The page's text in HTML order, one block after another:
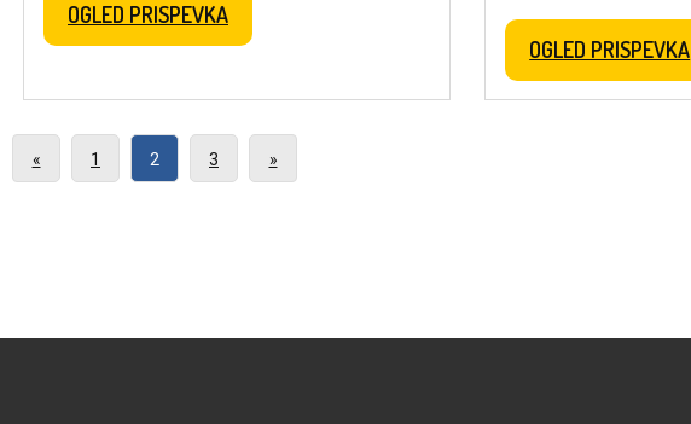
OGLED PRISPEVKA
OGLED PRISPEVKA
« 1 2 3 »